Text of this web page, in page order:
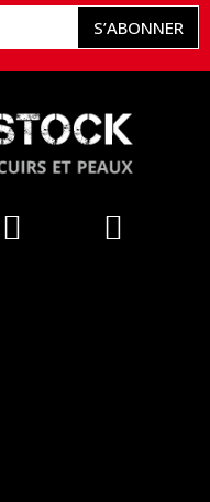
S’ABONNER